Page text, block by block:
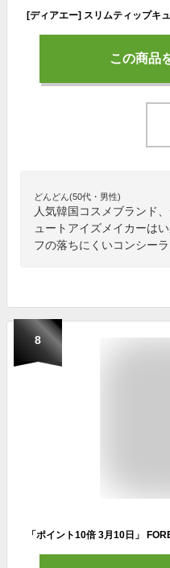
この商品
どんどん(50代・男性)
人気韓国コスメブランド
ュートアイズメイカーは
フの落ちにくいコンシー
8